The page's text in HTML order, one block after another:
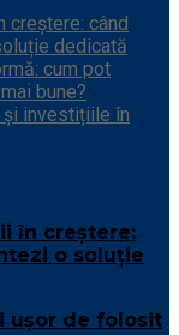
creștere: când
dedicată
cum pot
bune?
și investițiile în
în creștere:
o soluție
ușor de folosit